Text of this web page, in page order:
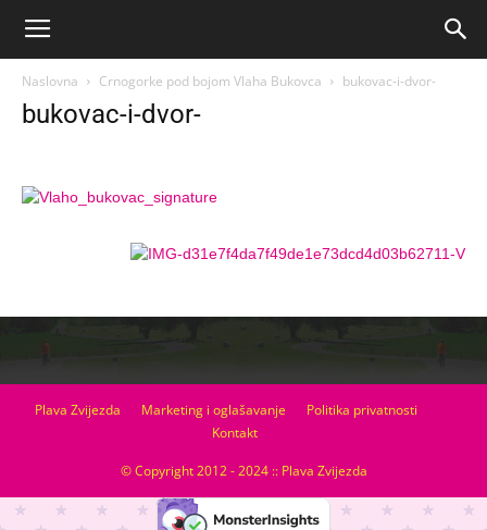
Naslovna Crnogorke pod bojom Vlaha Bukovca bukovac-i-dvor-
bukovac-i-dvor-
Plava Zvijezda Marketing i oglašavanje
Politika privatnosti
Kontakt
© Copyright 2012 - 2024 :: Plava Zvijezda